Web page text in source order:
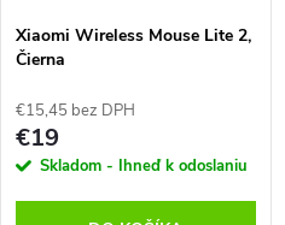
Xiaomi Wireless Mouse Lite 2,
Čierna
€15,45 bez DPH
€19
Skladom - Ihneď k odoslaniu